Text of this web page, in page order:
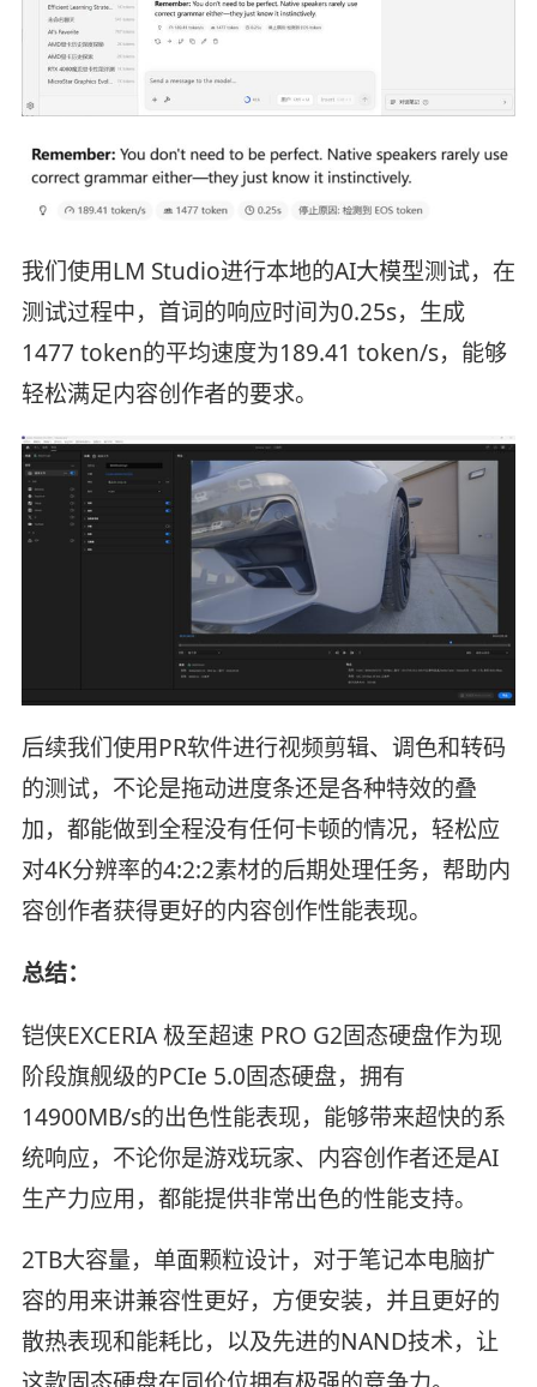
我们使用LM Studio进行本地的AI大模型测试，在
测试过程中，首词的响应时间为0.25s，生成
1477 token的平均速度为189.41 token/s，能够
轻松满足内容创作者的要求。
后续我们使用PR软件进行视频剪辑、调色和转码
的测试，不论是拖动进度条还是各种特效的叠
加，都能做到全程没有任何卡顿的情况，轻松应
对4K分辨率的4:2:2素材的后期处理任务，帮助内
容创作者获得更好的内容创作性能表现。
总结：
铠侠EXCERIA 极至超速 PRO G2固态硬盘作为现
阶段旗舰级的PCIe 5.0固态硬盘，拥有
14900MB/s的出色性能表现，能够带来超快的系
统响应，不论你是游戏玩家、内容创作者还是AI
生产力应用，都能提供非常出色的性能支持。
2TB大容量，单面颗粒设计，对于笔记本电脑扩
容的用来讲兼容性更好，方便安装，并且更好的
散热表现和能耗比，以及先进的NAND技术，让